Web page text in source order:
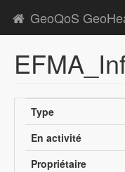
GeoQoS
Type
En activité
Propriétaire